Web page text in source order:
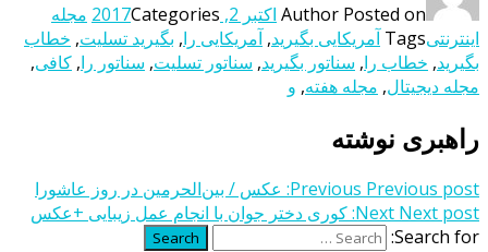
Author Posted on اکتبر 2, 2017 Categories
مجله
اینترنتیTags آمریکایی بگیرید,آمریکایی را, بگیرید تسلیت, خطاب
بگیرید, خطاب را, سناتور بگیرید, سناتور تسلیت, سناتور را, کافی,
مجله دیجیتال, مجله هفته, و
راهبری نوشته
Previous Previous post:
عکس / بین‌الحرمین در روز عاشورا
Next Next post:
کوری دختر جوان با انجام عمل زیبایی +عکس
Search for:
Search